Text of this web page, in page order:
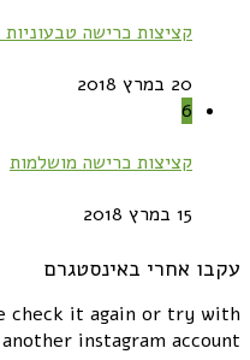
קציצות כרישה
20 במרץ 2018
6
קציצות כרישה מושלמות
15 במרץ 2018
עקבו אחרי באינסטגרם
check it again or try with
another instagram account.